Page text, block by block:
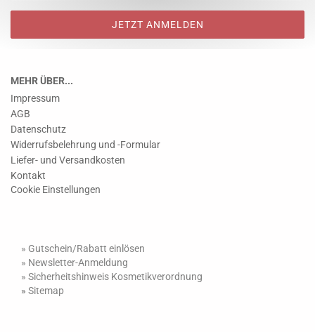
MEHR ÜBER...
Impressum
AGB
Datenschutz
Widerrufsbelehrung und -Formular
Liefer- und Versandkosten
Kontakt
Cookie Einstellungen
» Gutschein/Rabatt einlösen
» Newsletter-Anmeldung
» Sicherheitshinweis Kosmetikverordnung
» Sitemap